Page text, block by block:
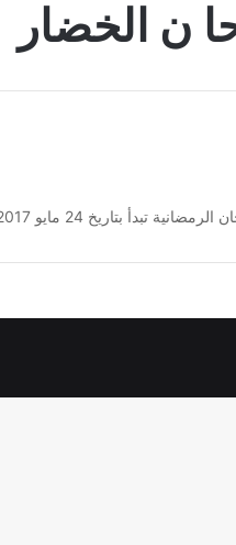
ن الخضار